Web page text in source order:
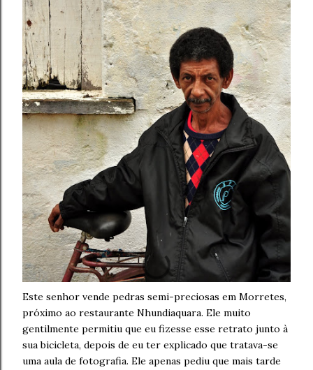
Este senhor vende pedras semi-preciosas em Morretes,
próximo ao restaurante Nhundiaquara. Ele muito
gentilmente permitiu que eu fizesse esse retrato junto à
sua bicicleta, depois de eu ter explicado que tratava-se
uma aula de fotografia. Ele apenas pediu que mais tarde